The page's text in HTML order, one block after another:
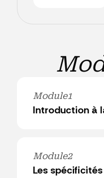
Module1
Introduction à
● L’étendue du
● Historique de la
Module2
Les